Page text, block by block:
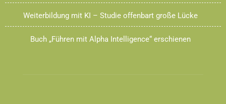
Weiterbildung mit KI – Studie offenbart große Lücke
Buch „Führen mit Alpha Intelligence“ erschienen